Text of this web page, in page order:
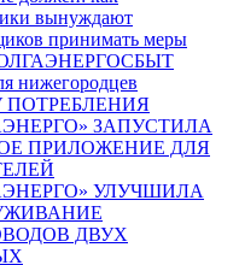
вынуждают
принимать меры
нижегородцев
ПОТРЕБЛЕНИЯ
ЗАПУСТИЛА
ПРИЛОЖЕНИЕ ДЛЯ
УЛУЧШИЛА
ДВУХ